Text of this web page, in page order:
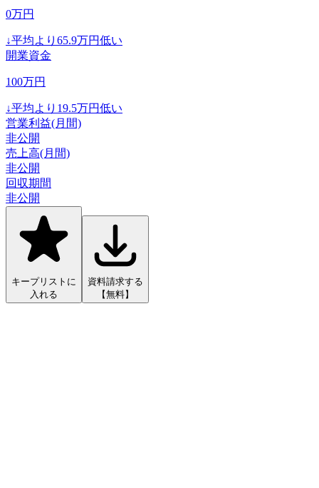
0万円
↓平均より 65.9万円低い
開業資金
100万円
↓平均より 19.5万円低い
営業利益(月間)
非公開
売上高(月間)
非公開
回収期間
非公開
キープリストに
入れる
資料請求する
【無料】